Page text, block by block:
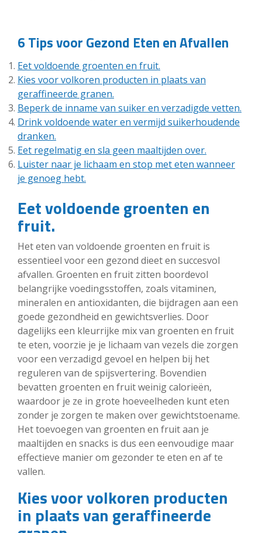
6 Tips voor Gezond Eten en Afvallen
Eet voldoende groenten en fruit.
Kies voor volkoren producten in plaats van
geraffineerde granen.
Beperk de inname van suiker en verzadigde vetten.
Drink voldoende water en vermijd suikerhoudende
dranken.
Eet regelmatig en sla geen maaltijden over.
Luister naar je lichaam en stop met eten wanneer
je genoeg hebt.
Eet voldoende groenten en
fruit.
Het eten van voldoende groenten en fruit is
essentieel voor een gezond dieet en succesvol
afvallen. Groenten en fruit zitten boordevol
belangrijke voedingsstoffen, zoals vitaminen,
mineralen en antioxidanten, die bijdragen aan een
goede gezondheid en gewichtsverlies. Door
dagelijks een kleurrijke mix van groenten en fruit
te eten, voorzie je je lichaam van vezels die zorgen
voor een verzadigd gevoel en helpen bij het
reguleren van de spijsvertering. Bovendien
bevatten groenten en fruit weinig calorieën,
waardoor je ze in grote hoeveelheden kunt eten
zonder je zorgen te maken over gewichtstoename.
Het toevoegen van groenten en fruit aan je
maaltijden en snacks is dus een eenvoudige maar
effectieve manier om gezonder te eten en af te
vallen.
Kies voor volkoren producten
in plaats van geraffineerde